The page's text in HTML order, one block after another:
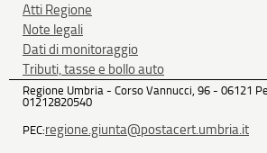
Atti Regione
Note legali
Dati di monitoraggio
Tributi, tasse e bollo auto
Regione Umbria - Corso Vannucci, 96 - 06121
01212820540
PEC:regione.giunta@postacert.umbria.it